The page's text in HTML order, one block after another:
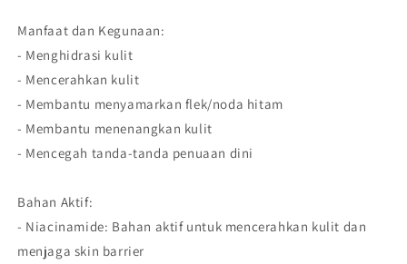
Manfaat dan Kegunaan:
- Menghidrasi kulit
- Mencerahkan kulit
- Membantu menyamarkan flek/noda hitam
- Membantu menenangkan kulit
- Mencegah tanda-tanda penuaan dini
Bahan Aktif:
- Niacinamide: Bahan aktif untuk mencerahkan kulit dan
menjaga skin barrier